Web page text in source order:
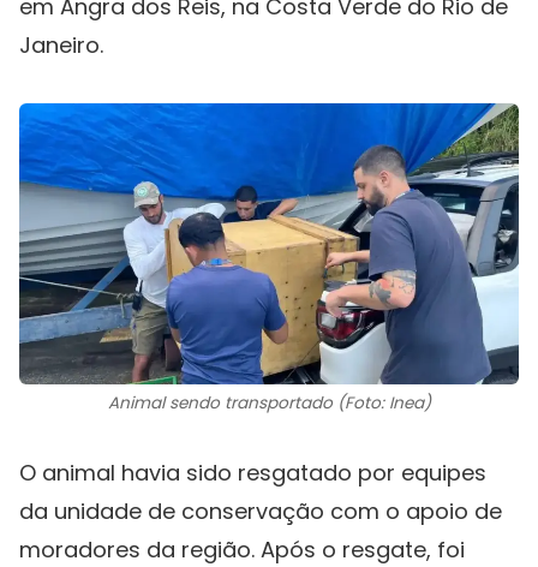
em Angra dos Reis, na Costa Verde do Rio de
Janeiro.
Animal sendo transportado (Foto: Inea)
O animal havia sido resgatado por equipes
da unidade de conservação com o apoio de
moradores da região. Após o resgate, foi